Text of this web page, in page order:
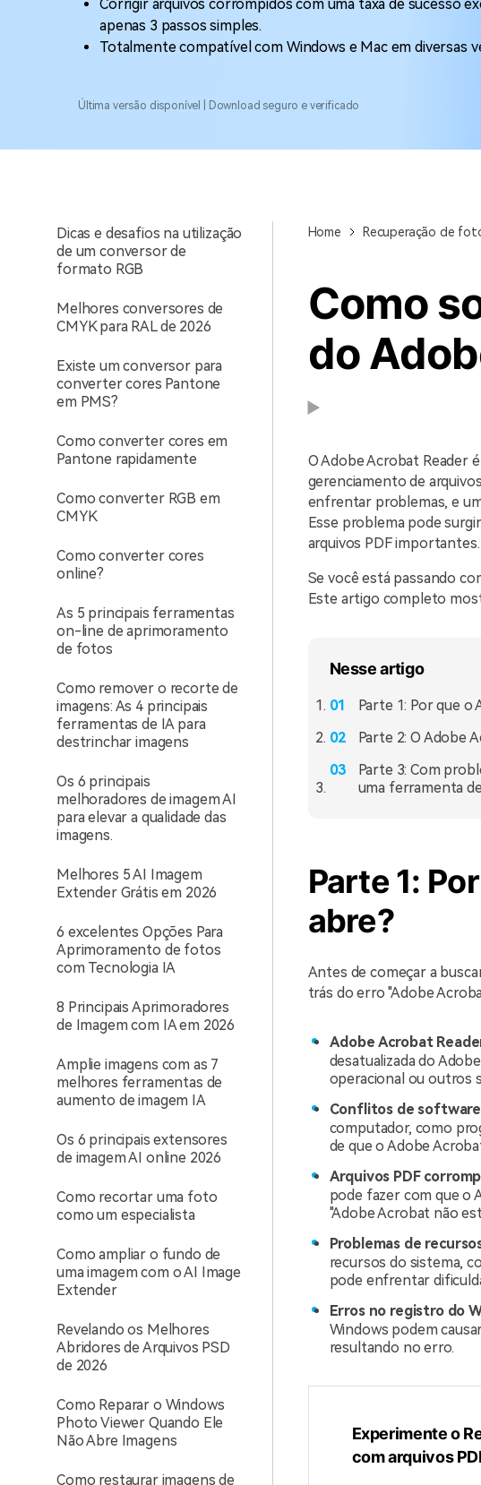
Corrigir arquivos corrompidos com uma taxa de sucesso
apenas 3 passos simples.
Totalmente compatível com Windows e Mac em diversas
Última versão disponível | Download seguro e verificado
Como converter imagens
para CMYK usando o
Photoshop
conversores de CMYK para
Dicas e desafios na utilização
de um conversor de
formato RGB
Melhores conversores de
CMYK para RAL de 2026
Existe um conversor para
converter cores Pantone
em PMS?
Como converter cores em
Pantone rapidamente
Como converter RGB em
CMYK
Como converter cores
online?
As 5 principais ferramentas
on-line de aprimoramento
de fotos
Como remover o recorte de
imagens: As 4 principais
ferramentas de IA para
destrinchar imagens
Os 6 principais
melhoradores de imagem AI
para elevar a qualidade das
imagens.
Melhores 5 AI Imagem
Extender Grátis em 2026
6 excelentes Opções Para
Aprimoramento de fotos
com Tecnologia IA
8 Principais Aprimoradores
de Imagem com IA em 2026
Amplie imagens com as 7
melhores ferramentas de
aumento de imagem IA
Os 6 principais extensores
de imagem AI online 2026
Como recortar uma foto
como um especialista
Como ampliar o fundo de
uma imagem com o AI Image
Extender
Revelando os Melhores
Abridores de Arquivos PSD
de 2026
Como Reparar o Windows
Photo Viewer Quando Ele
Não Abre Imagens
Como restaurar imagens de
Home Recuperação de
Como
do
O Adobe Acrobat Reader
gerenciamento de
enfrentar problemas, e
Esse problema pode
arquivos PDF importantes.
Se você está passando
Este artigo completo
Nesse artigo
Parte 1: Por que o
Parte 2: O Adobe
Parte 3: Com
uma ferramenta
Parte 1:
abre?
Antes de começar a
trás do erro "Adobe
Adobe Acrobat
desatualizada do
operacional ou outros
Conflitos de
computador, como
de que o Adobe
Arquivos PDF
pode fazer com que o
"Adobe Acrobat não
Problemas de
recursos do sistema,
pode enfrentar
Erros no registro do
Windows podem
resultando no erro.
Experimente o
com arquivos